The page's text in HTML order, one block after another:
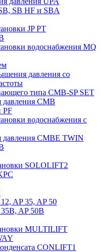
SB HF и SBA
JP PT
водоснабжения MQ
давления со
типа CMB-SP SET
CMB
PF
водоснабжения с
CMBE TWIN
SOLOLIFT2
AP 35, AP 50
AP 50B
MULTILIFT
CONLIFT1